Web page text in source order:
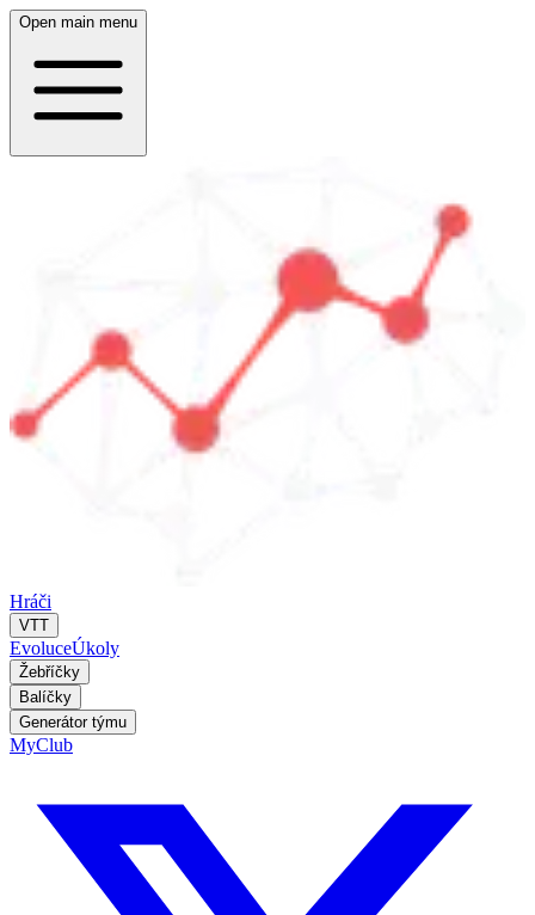
Open main menu
Hráči
VTT
EvoluceÚkoly
Žebříčky
Balíčky
Generátor týmu
MyClub